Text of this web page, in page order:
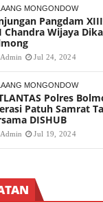
MONGONDOW
Pangdam
Chandra Wijaya
Admin Jul 24, 2024
MONGONDOW
Polres
Patuh Samrat
DISHUB
Admin Jul 19, 2024